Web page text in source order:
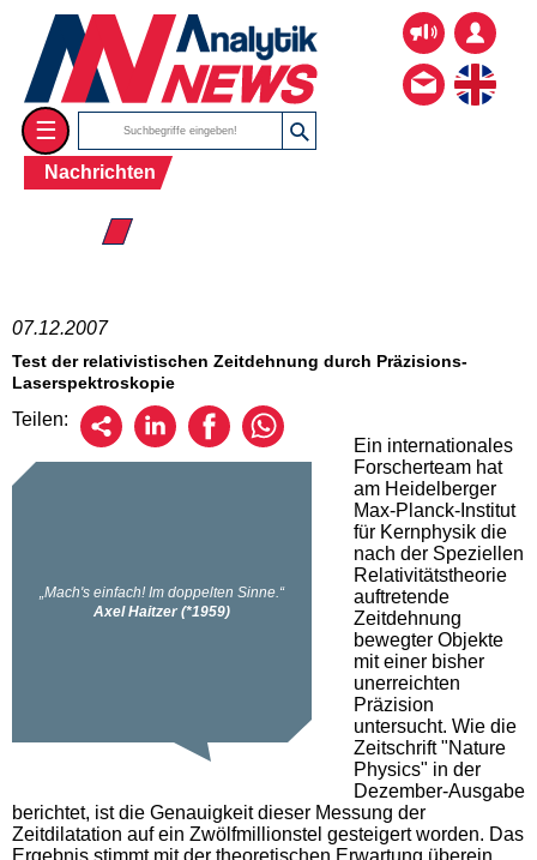
☰
Nachrichten
☰ 2007
07.12.2007
Test der relativistischen Zeitdehnung durch Präzisions-
Laserspektroskopie
Teilen:
Ein internationales
Forscherteam hat
am Heidelberger
Max-Planck-Institut
für Kernphysik die
nach der Speziellen
Relativitätstheorie
auftretende
Zeitdehnung
bewegter Objekte
mit einer bisher
unerreichten
Präzision
untersucht. Wie die
Zeitschrift "Nature
Physics" in der
Dezember-Ausgabe
berichtet, ist die Genauigkeit dieser Messung der
Zeitdilatation auf ein Zwölfmillionstel gesteigert worden. Das
Ergebnis stimmt mit der theoretischen Erwartung überein